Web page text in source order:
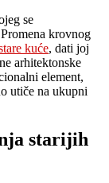
se
krovnog
kuće, dati joj
arhitektonske
element,
utiče na ukupni
starijih